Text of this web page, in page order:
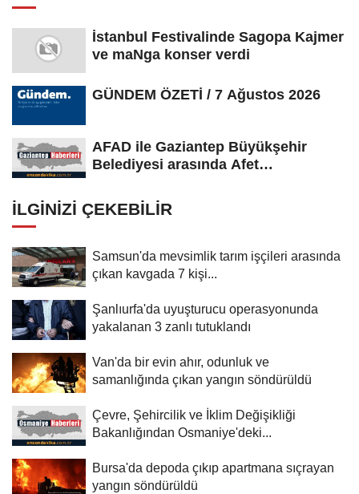
İstanbul Festivalinde Sagopa Kajmer
ve maNga konser verdi
GÜNDEM ÖZETİ / 7 Ağustos 2026
AFAD ile Gaziantep Büyükşehir
Belediyesi arasında Afet
İLGINIZI ÇEKEBILIR
Samsun'da mevsimlik tarım işçileri arasında
çıkan kavgada 7 kişi...
Şanlıurfa'da uyuşturucu operasyonunda
yakalanan 3 zanlı tutuklandı
Van'da bir evin ahır, odunluk ve
samanlığında çıkan yangın söndürüldü
Çevre, Şehircilik ve İklim Değişikliği
Bakanlığından Osmaniye'deki...
Bursa'da depoda çıkıp apartmana sıçrayan
yangın söndürüldü